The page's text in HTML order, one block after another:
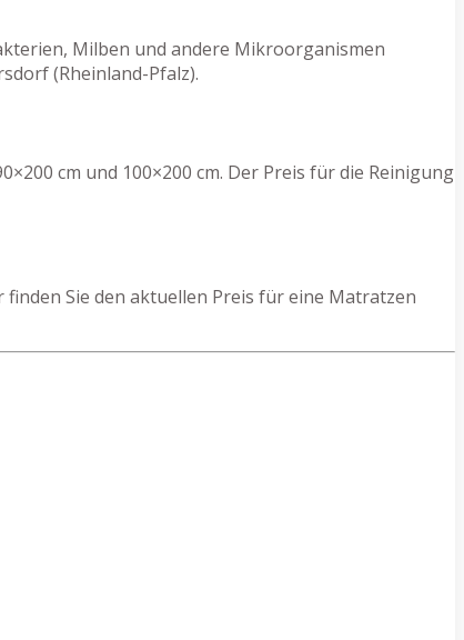
Milben und andere Mikroorganismen
(Rheinland-Pfalz).
cm und 100×200 cm. Der Preis für die Reinigung
Sie den aktuellen Preis für eine Matratzen